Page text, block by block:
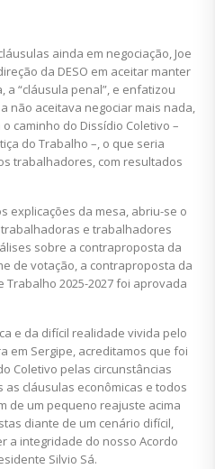
ainda em negociação, Joe
da DESO em aceitar manter
a “cláusula penal”, e enfatizou
não aceitava negociar mais nada,
caminho do Dissídio Coletivo –
do Trabalho –, o que seria
trabalhadores, com resultados
explicações da mesa, abriu-se o
e trabalhadores
sobre a contraproposta da
de votação, a contraproposta da
Trabalho 2025-2027 foi aprovada
e da difícil realidade vivida pelo
em Sergipe, acreditamos que foi
Coletivo pelas circunstâncias
cláusulas econômicas e todos
de um pequeno reajuste acima
diante de um cenário difícil,
a integridade do nosso Acordo
Silvio Sá.